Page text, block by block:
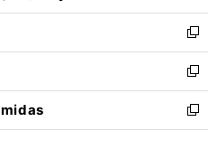
開
く
ウ
で
開
く
ン
ド
ウ
で
開
く
ウ
ィ
ン
ド
ウ
で
開
し
い
ウ
ィ
ン
ド
ウ
新
し
い
ウ
ィ
ン
新
し
い
ウ
新
し